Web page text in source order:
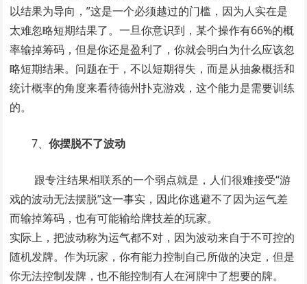
以结果为导向，”这是一个必须越过的门槛，因为人实在是
太难忽略短期结果了。一旦你意识到，某个操作有66%的概
率输掉筹码，但是你还是盈利了，你就会明白为什么应该忽
略短期结果。问题在于，不以短期得失，而是从抽象概括和
统计概率的角度来看待德州扑克游戏，这个能力是需要训练
的。
7、你摆脱不了波动
跟专注结果相联系的一个弱点就是，人们很难接受“游
戏的波动无法摆脱”这一事实，因此你逃避不了因为运气差
而输掉筹码，也有可能输给牌技差的玩家。
实际上，把波动称为运气都不对，因为波动来自于不可控的
随机发牌。作为玩家，你有能力控制自己所做的决定，但是
你无法控制发牌，也不能控制有人在河牌中了想要的牌。